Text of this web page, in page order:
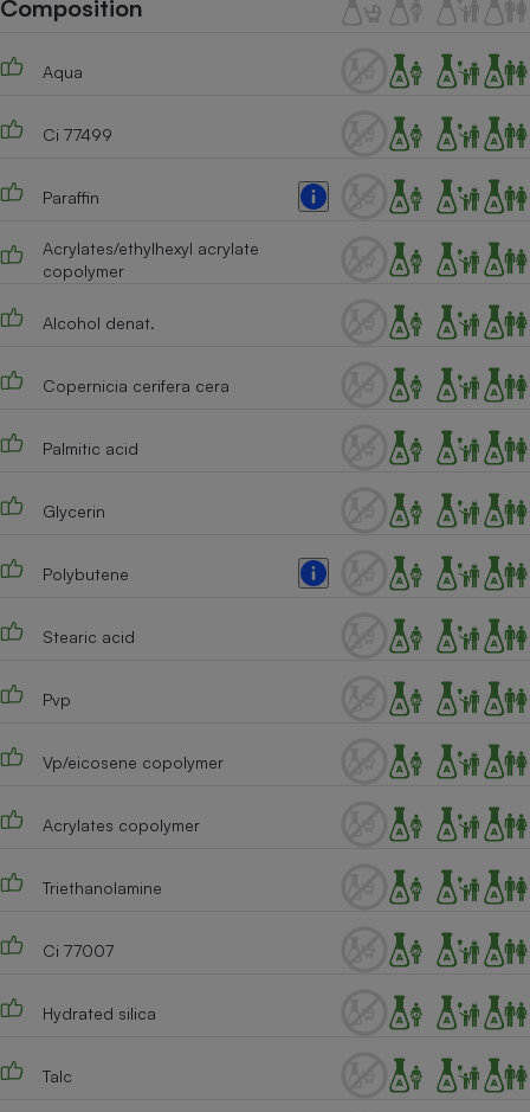
Composition
Aqua
Ci 77499
Paraffin
Acrylates/ethylhexyl acrylate
copolymer
Alcohol denat.
Copernicia cerifera cera
Palmitic acid
Glycerin
Polybutene
Stearic acid
Pvp
Vp/eicosene copolymer
Acrylates copolymer
Triethanolamine
Ci 77007
Hydrated silica
Talc
Plaque de cuisson à
induction
Climatiseur -
Ventilateur
Cafetière à expressos
Robot ménager
Téléphone mobile -
Antivirus
Climatiseur -
Ventilateur